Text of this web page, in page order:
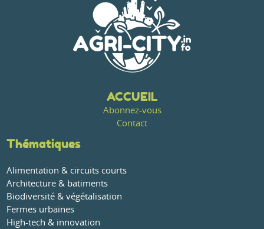
ACCUEIL
Abonnez-vous
Contact
Thématiques
Alimentation & circuits courts
Architecture & batiments
Biodiversité & végétalisation
Fermes urbaines
High-tech & innovation